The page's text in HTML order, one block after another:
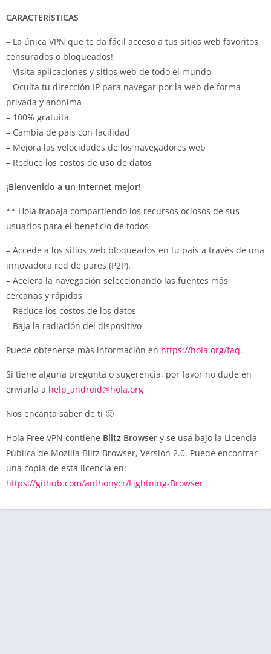
CARACTERÍSTICAS
– La única VPN que te da fácil acceso a tus sitios web favoritos
censurados o bloqueados!
– Visita aplicaciones y sitios web de todo el mundo
– Oculta tu dirección IP para navegar por la web de forma
privada y anónima
– 100% gratuita.
– Cambia de país con facilidad
– Mejora las velocidades de los navegadores web
– Reduce los costos de uso de datos
¡Bienvenido a un Internet mejor!
** Hola trabaja compartiendo los recursos ociosos de sus
usuarios para el beneficio de todos
– Accede a los sitios web bloqueados en tu país a través de una
innovadora red de pares (P2P).
– Acelera la navegación seleccionando las fuentes más
cercanas y rápidas
– Reduce los costos de los datos
– Baja la radiación del dispositivo
Puede obtenerse más información en https://hola.org/faq.
Si tiene alguna pregunta o sugerencia, por favor no dude en
enviarla a help_android@hola.org
Nos encanta saber de ti 🙂
Hola Free VPN contiene Blitz Browser y se usa bajo la Licencia
Pública de Mozilla Blitz Browser, Versión 2.0. Puede encontrar
una copia de esta licencia en:
https://github.com/anthonycr/Lightning-Browser